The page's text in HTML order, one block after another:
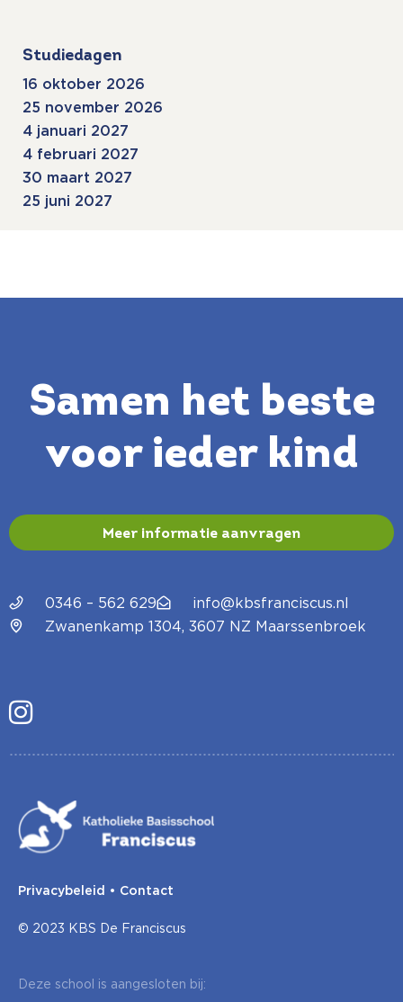
Studiedagen
16 oktober 2026
25 november 2026
4 januari 2027
4 februari 2027
30 maart 2027
25 juni 2027
Samen het beste
voor ieder kind
Meer informatie aanvragen
0346 – 562 629
info@kbsfranciscus.nl
Zwanenkamp 1304, 3607 NZ Maarssenbroek
Privacybeleid • Contact
© 2023 KBS De Franciscus
Deze school is aangesloten bij: